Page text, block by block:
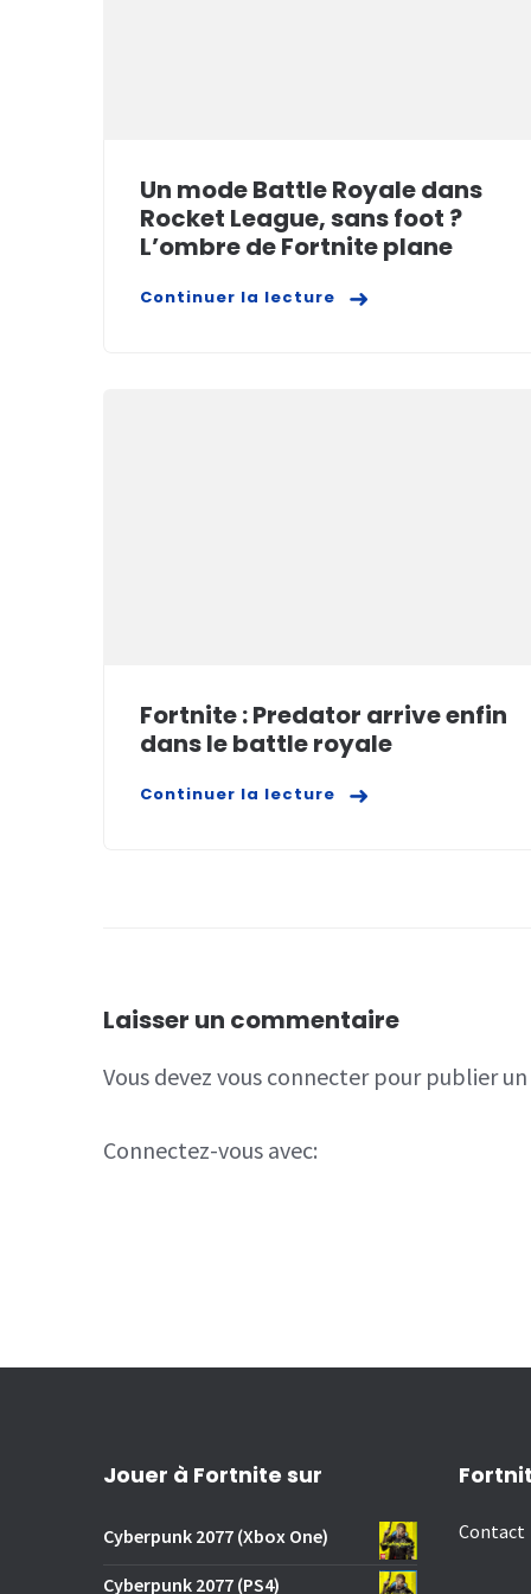
Un mode Battle Royale dans
Rocket League, sans foot ?
L’ombre de Fortnite plane
Continuer la lecture
Fortnite : Predator arrive enfin
dans le battle royale
Continuer la lecture
Laisser un commentaire
Vous devez vous connecterpour publier
Connectez-vous avec:
Jouer à Fortnite sur
Cyberpunk 2077 (Xbox One)
Cyberpunk 2077 (PS4)
Contact